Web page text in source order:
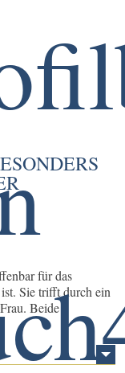
für das
Sie trifft durch ein
Beide